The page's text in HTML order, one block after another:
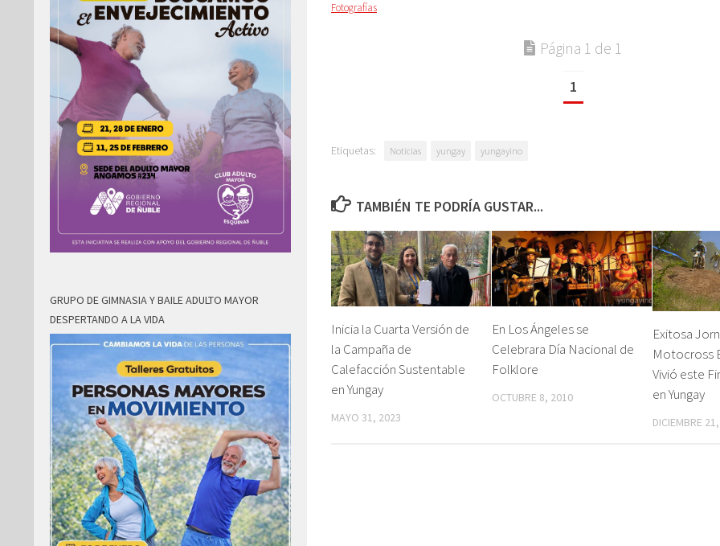
Fotografías
Página 1 de 1
1
Etiquetas: Noticias yungay yungayino
TAMBIÉN TE PODRÍA GUSTAR...
Inicia la Cuarta Versión de
la Campaña de
Calefacción Sustentable
en Yungay
MAYO 31, 2023
En Los Ángeles se
Celebrara Día Nacional de
Folklore
OCTUBRE 8, 2010
Exitosa
Motocross
Vivió este
en Yungay
DICIEMBRE
GRUPO DE GIMNASIA Y BAILE ADULTO MAYOR
DESPERTANDO A LA VIDA